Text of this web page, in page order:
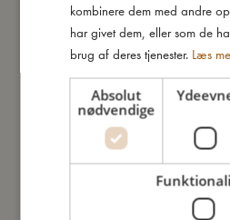
Du vil måske
kombinere dem med andre
har givet dem, eller som de
brug af deres tjenester. Læs
Absolut
nødvendige